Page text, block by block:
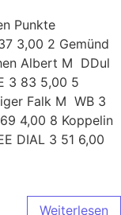
Punkte
3,00 2 Gemünd
Albert M DDul
3 83 5,00 5
Falk M WB 3
4,00 8 Koppelin
DIAL 3 51 6,00
Weiterlesen